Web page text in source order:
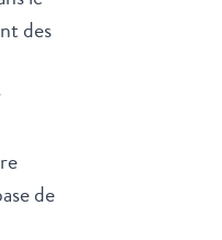
des
de